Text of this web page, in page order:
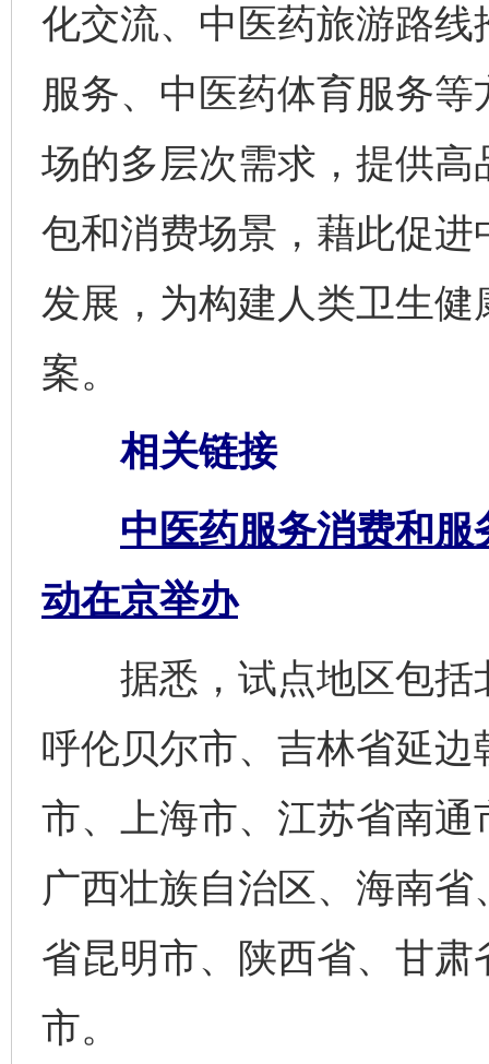
化交流、中医药旅游路
服务、中医药体育服务
场的多层次需求，提供
包和消费场景，藉此促
发展，为构建人类卫生
案。
相关链接
中医药服务消费和
动在京举办
据悉，试点地区包括
呼伦贝尔市、吉林省延
市、上海市、江苏省南
广西壮族自治区、海南
省昆明市、陕西省、甘
市。完善运行机制助力责任有效落实